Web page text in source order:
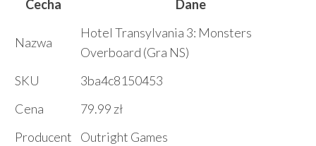
Cecha
Dane
Nazwa
Hotel Transylvania 3: Monsters
Overboard (Gra NS)
SKU
3ba4c8150453
Cena
79.99 zł
Producent
Outright Games